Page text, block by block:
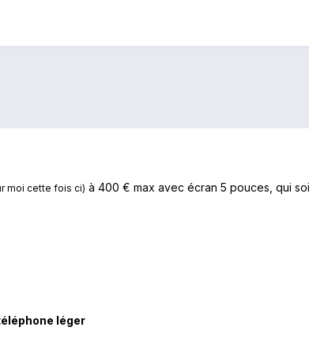
moi cette fois ci) à 400 € max avec écran 5 pouces, qui
léger